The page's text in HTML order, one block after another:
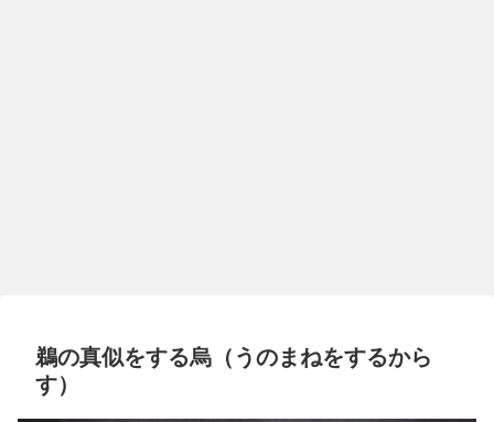
鵜の真似をする烏（うのまねをするから
す）